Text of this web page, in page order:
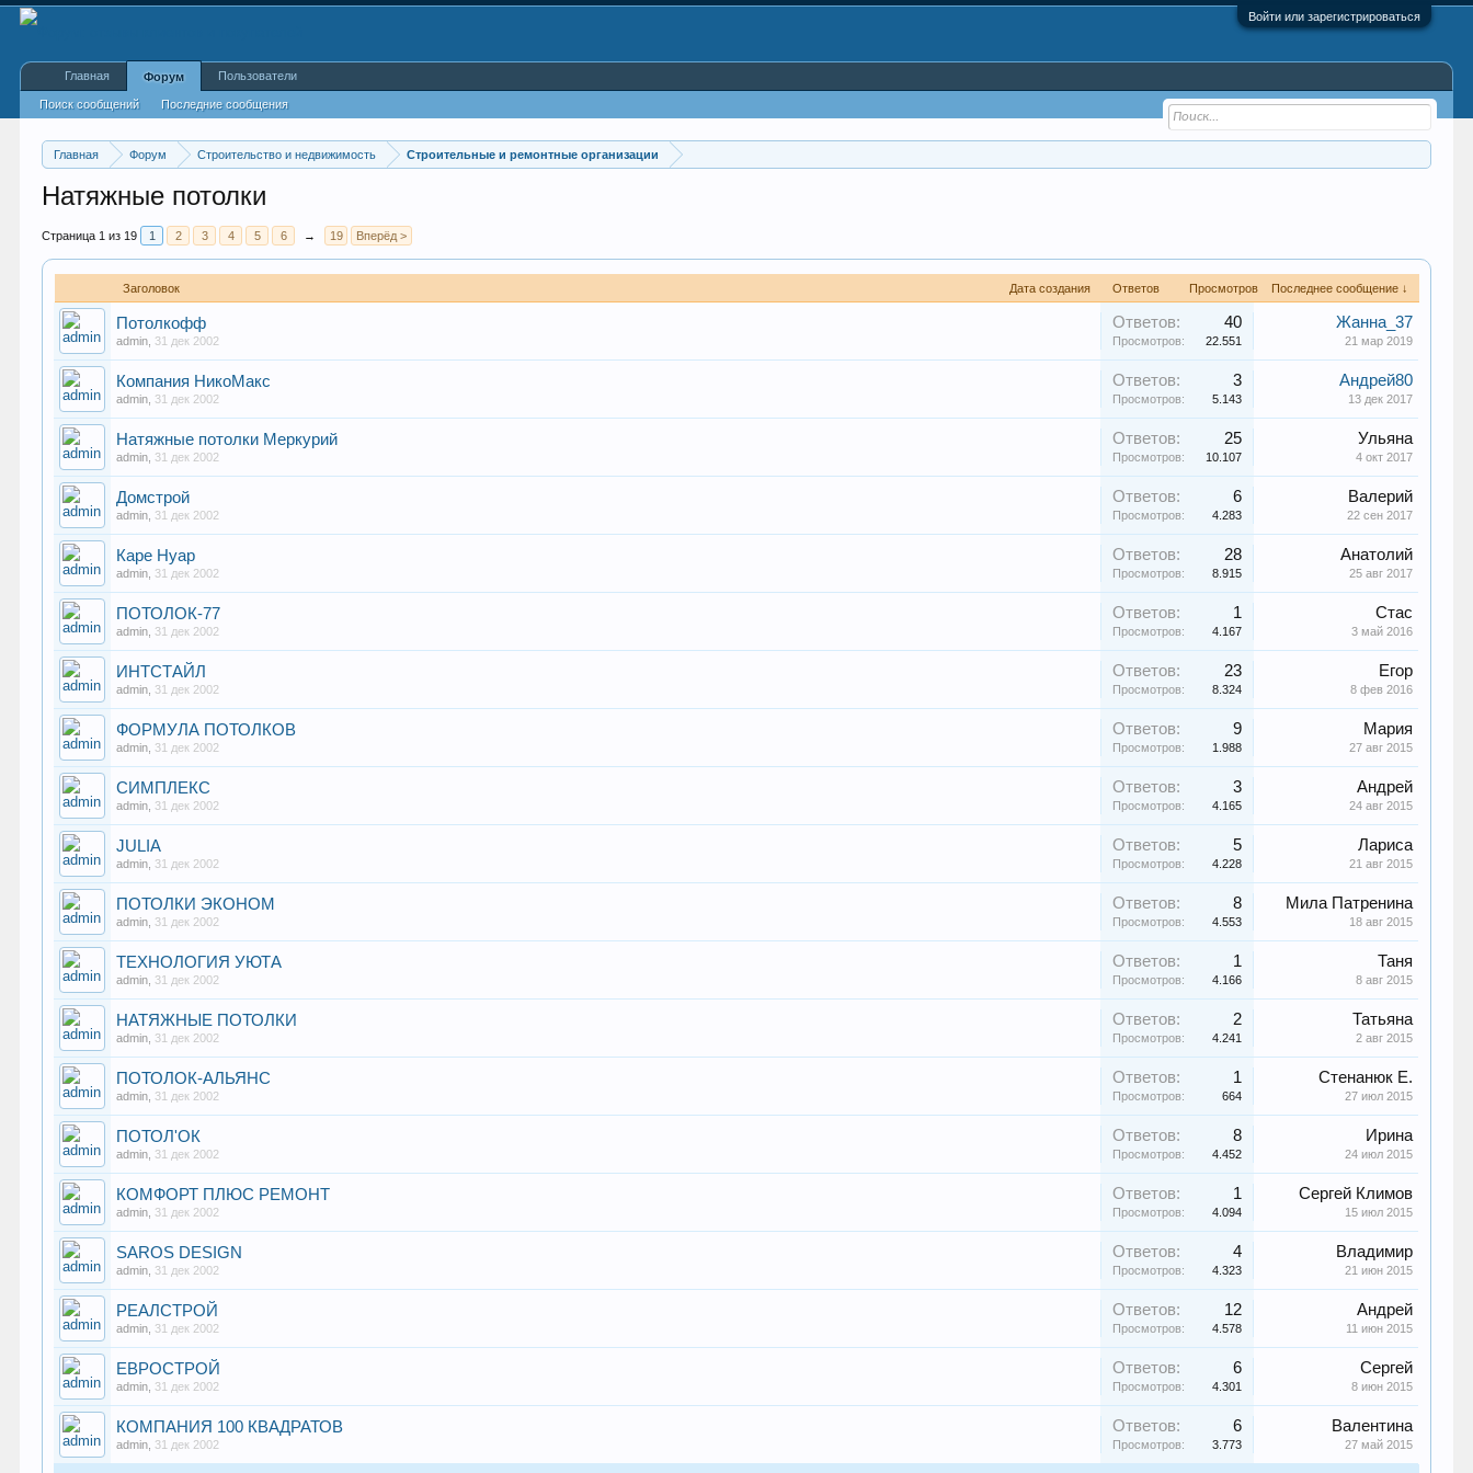
Войти или зарегистрироваться
Главная Форум Строительство и недвижимость Строительные и ремонтные организации
Натяжные потолки
Страница 1 из 19 1 2 3 4 5 6 → 19 Вперёд >
Заголовок Дата создания Ответов Просмотров Последнее сообщение ↓
Потолкофф
admin 31 дек 2002
Ответов: 40
Просмотров: 22.551
Жанна_37
21 мар 2019
Компания НикоМакс
admin 31 дек 2002
Ответов: 3
Просмотров: 5.143
Андрей80
13 дек 2017
Натяжные потолки Меркурий
admin 31 дек 2002
Ответов: 25
Просмотров: 10.107
Ульяна
4 окт 2017
Домстрой
admin 31 дек 2002
Ответов: 6
Просмотров: 4.283
Валерий
22 сен 2017
Каре Нуар
admin 31 дек 2002
Ответов: 28
Просмотров: 8.915
Анатолий
25 авг 2017
ПОТОЛОК-77
admin 31 дек 2002
Ответов: 1
Просмотров: 4.167
Стас
3 май 2016
ИНТСТАЙЛ
admin 31 дек 2002
Ответов: 23
Просмотров: 8.324
Егор
8 фев 2016
ФОРМУЛА ПОТОЛКОВ
admin 31 дек 2002
Ответов: 9
Просмотров: 1.988
Мария
27 авг 2015
СИМПЛЕКС
admin 31 дек 2002
Ответов: 3
Просмотров: 4.165
Андрей
24 авг 2015
JULIA
admin 31 дек 2002
Ответов: 5
Просмотров: 4.228
Лариса
21 авг 2015
ПОТОЛКИ ЭКОНОМ
admin 31 дек 2002
Ответов: 8
Просмотров: 4.553
Мила Патренинa
18 авг 2015
ТЕХНОЛОГИЯ УЮТА
admin 31 дек 2002
Ответов: 1
Просмотров: 4.166
Таня
8 авг 2015
НАТЯЖНЫЕ ПОТОЛКИ
admin 31 дек 2002
Ответов: 2
Просмотров: 4.241
Татьяна
2 авг 2015
ПОТОЛОК-АЛЬЯНС
admin 31 дек 2002
Ответов: 1
Просмотров: 664
Стенанюк Е.
27 июл 2015
ПОТОЛ'ОК
admin 31 дек 2002
Ответов: 8
Просмотров: 4.452
Ирина
24 июл 2015
КОМФОРТ ПЛЮС РЕМОНТ
admin 31 дек 2002
Ответов: 1
Просмотров: 4.094
Сергей Климов
15 июл 2015
SAROS DESIGN
admin 31 дек 2002
Ответов: 4
Просмотров: 4.323
Владимир
21 июн 2015
РЕАЛСТРОЙ
admin 31 дек 2002
Ответов: 12
Просмотров: 4.578
Андрей
11 июн 2015
ЕВРОСТРОЙ
admin 31 дек 2002
Ответов: 6
Просмотров: 4.301
Сергей
8 июн 2015
КОМПАНИЯ 100 КВАДРАТОВ
admin 31 дек 2002
Ответов: 6
Просмотров: 3.773
Валентина
27 май 2015
Главная Форум
Поиск сообщений Последние сообщения
Пользователи